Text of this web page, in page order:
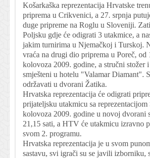
Košarkaška reprezentacija Hrvatske
priprema u Crikvenici, a 27. srpnja
duge pripreme na Roglu u Sloveniji.
Poljsku gdje će odigrati 3 utakmice, a
jakim turnirima u Njemačkoj i Turskoj.
vraća na drugi dio priprema u Poreč, od
kolovoza 2009. godine, a stručni stožer
smješteni u hotelu "Valamar Diamant".
održavati u dvorani Žatika.
Hrvatska reprezentacija će odigrati
prijateljsku utakmicu sa
kolovoza 2009. godine u novoj dvorani
21,15 sati, a HTV će utakmicu izravno
svom 2. programu.
Hrvatska reprezentacija je u svom
sastavu, svi igrači su se javili izborniku,